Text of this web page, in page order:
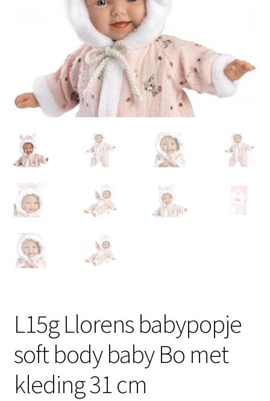
L15g Llorens babypopje
soft body baby Bo met
kleding 31 cm